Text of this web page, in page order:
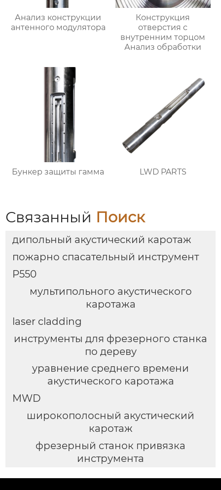
Анализ конструкции
антенного модулятора
Конструкция
отверстия с
внутренним торцом
Анализ обработки
Бункер защиты гамма LWD PARTS
Связанный Поиск
дипольный акустический каротаж
пожарно спасательный инструмент
P550
мультипольного акустического
каротажа
laser cladding
инструменты для фрезерного станка
по дереву
уравнение среднего времени
акустического каротажа
MWD
широкополосный акустический
каротаж
фрезерный станок привязка
инструмента